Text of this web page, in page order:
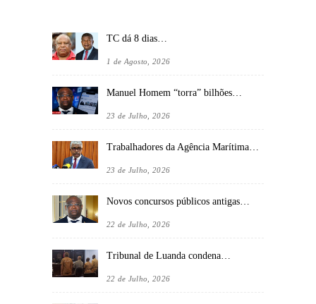
TC dá 8 dias…
1 de Agosto, 2026
Manuel Homem “torra” bilhões…
23 de Julho, 2026
Trabalhadores da Agência Marítima…
23 de Julho, 2026
Novos concursos públicos antigas…
22 de Julho, 2026
Tribunal de Luanda condena…
22 de Julho, 2026